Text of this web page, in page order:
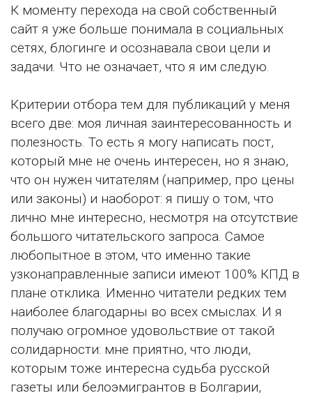
К моменту перехода на свой собственный
сайт я уже больше понимала в социальных
сетях, блогинге и осознавала свои цели и
задачи. Что не означает, что я им следую.
Критерии отбора тем для публикаций у меня
всего две: моя личная заинтересованность и
полезность. То есть я могу написать пост,
который мне не очень интересен, но я знаю,
что он нужен читателям (например, про цены
или законы) и наоборот: я пишу о том, что
лично мне интересно, несмотря на отсутствие
большого читательского запроса. Самое
любопытное в этом, что именно такие
узконаправленные записи имеют 100% КПД в
плане отклика. Именно читатели редких тем
наиболее благодарны во всех смыслах. И я
получаю огромное удовольствие от такой
солидарности: мне приятно, что люди,
которым тоже интересна судьба русской
газеты или белоэмигрантов в Болгарии,